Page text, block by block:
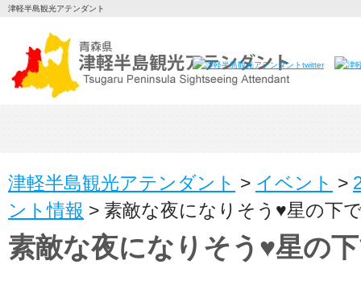
津軽半島観光アテンダント
津軽半島観光アテンダント > イベント >
ント情報 > 素敵な夜になりそう♥星の下
素敵な夜になりそう♥星の